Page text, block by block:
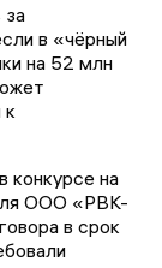
в «чёрный
на 52 млн
к
конкурсе на
ООО «РВК-
в срок